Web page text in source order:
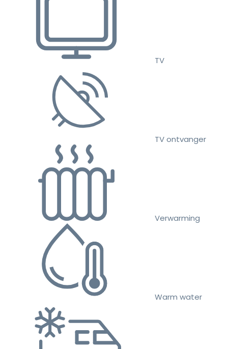
TV
TV ontvanger
Verwarming
Warm water